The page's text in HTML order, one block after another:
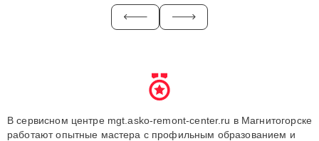
В сервисном центре mgt.asko-remont-center.ru в Магнитогорске
работают опытные мастера с профильным образованием и